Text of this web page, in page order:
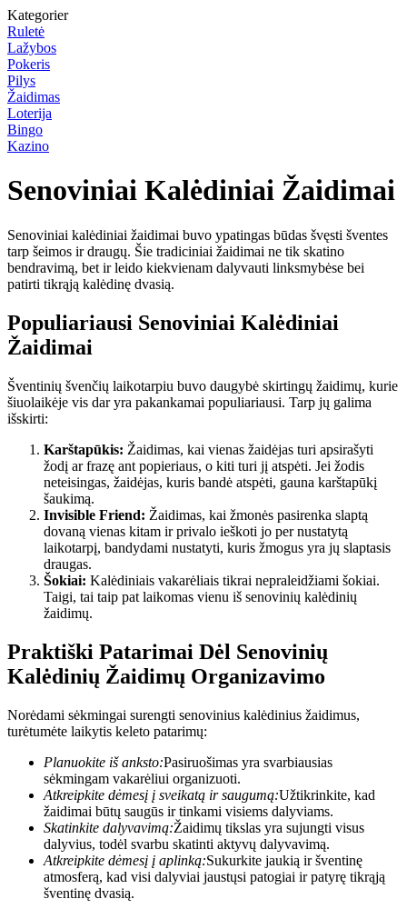
Kategorier
Ruletė
Lažybos
Pokeris
Pilys
Žaidimas
Loterija
Bingo
Kazino
Senoviniai Kalėdiniai Žaidimai
Senoviniai kalėdiniai žaidimai buvo ypatingas būdas švęsti šventes
tarp šeimos ir draugų. Šie tradiciniai žaidimai ne tik skatino
bendravimą, bet ir leido kiekvienam dalyvauti linksmybėse bei
patirti tikrąją kalėdinę dvasią.
Populiariausi Senoviniai Kalėdiniai
Žaidimai
Šventinių švenčių laikotarpiu buvo daugybė skirtingų žaidimų, kurie
šiuolaikėje vis dar yra pakankamai populiariausi. Tarp jų galima
išskirti:
Karštapūkis: Žaidimas, kai vienas žaidėjas turi apsirašyti
žodį ar frazę ant popieriaus, o kiti turi jį atspėti. Jei žodis
neteisingas, žaidėjas, kuris bandė atspėti, gauna karštapūkį
šaukimą.
Invisible Friend: Žaidimas, kai žmonės pasirenka slaptą
dovaną vienas kitam ir privalo ieškoti jo per nustatytą
laikotarpį, bandydami nustatyti, kuris žmogus yra jų slaptasis
draugas.
Šokiai: Kalėdiniais vakarėliais tikrai nepraleidžiami šokiai.
Taigi, tai taip pat laikomas vienu iš senovinių kalėdinių
žaidimų.
Praktiški Patarimai Dėl Senovinių
Kalėdinių Žaidimų Organizavimo
Norėdami sėkmingai surengti senovinius kalėdinius žaidimus,
turėtumėte laikytis keleto patarimų:
Planuokite iš anksto:Pasiruošimas yra svarbiausias
sėkmingam vakarėliui organizuoti.
Atkreipkite dėmesį į sveikatą ir saugumą:Užtikrinkite, kad
žaidimai būtų saugūs ir tinkami visiems dalyviams.
Skatinkite dalyvavimą:Žaidimų tikslas yra sujungti visus
dalyvius, todėl svarbu skatinti aktyvų dalyvavimą.
Atkreipkite dėmesį į aplinką:Sukurkite jaukią ir šventinę
atmosferą, kad visi dalyviai jaustųsi patogiai ir patyrę tikrąją
šventinę dvasią.